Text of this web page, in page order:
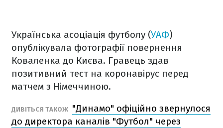
Українська асоціація футболу (УАФ)
опублікувала фотографії повернення
Коваленка до Києва. Гравець здав
позитивний тест на коронавірус перед
матчем з Німеччиною.
ДИВІТЬСЯ ТАКОЖ "Динамо" офіційно звернулося
до директора каналів "Футбол" через